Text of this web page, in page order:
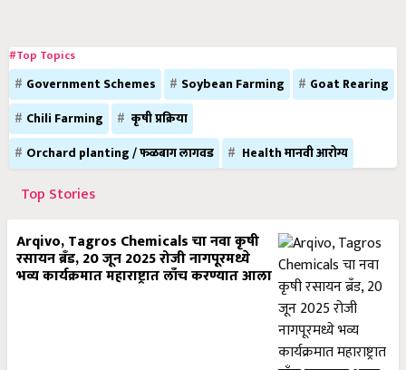
#Top Topics
Government Schemes Soybean Farming
Goat Rearing
Chili Farming
कृषी प्रक्रिया
Orchard planting / फळबाग लागवड
Health मानवी आरोग्य
Top Stories
Arqivo, Tagros Chemicals चा नवा कृषी
रसायन ब्रँड, 20 जून 2025 रोजी नागपूरमध्ये
भव्य कार्यक्रमात महाराष्ट्रात लाँच करण्यात आला